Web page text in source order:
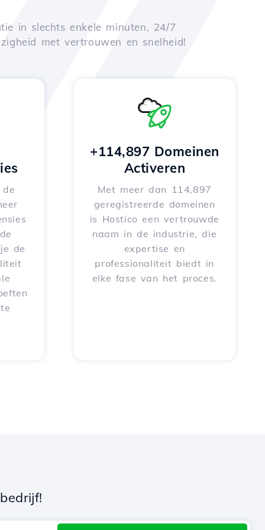
in slechts enkele minuten, 24/7
met vertrouwen en snelheid!
de
+114,897 Domeinen
Activeren
Met meer dan 114,897
geregistreerde domeinen
is Hostico een vertrouwde
naam in de industrie, die
expertise en
professionaliteit biedt in
elke fase van het proces.